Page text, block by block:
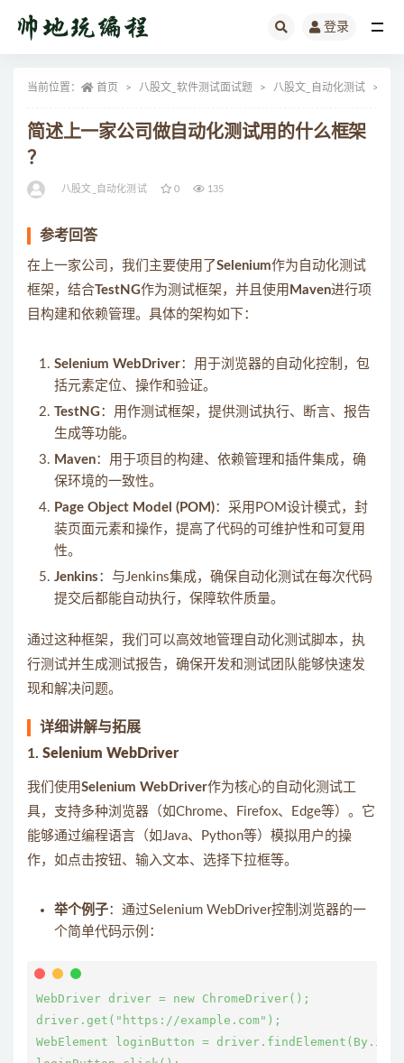
登录
当前位置： 首页 八股文_软件测试面试题 八股文_自动化测试
简述上一家公司做自动化测试用的什么框架
？
八股文_自动化测试 0 135
参考回答
在上一家公司，我们主要使用了 Selenium作为自动化测试
框架，结合TestNG作为测试框架，并且使用 Maven进行项
目构建和依赖管理。具体的架构如下：
Selenium WebDriver：用于浏览器的自动化控制，包
括元素定位、操作和验证。
TestNG：用作测试框架，提供测试执行、断言、报告
生成等功能。
Maven：用于项目的构建、依赖管理和插件集成，确
保环境的一致性。
Page Object Model (POM)：采用POM设计模式，封
装页面元素和操作，提高了代码的可维护性和可复用
性。
Jenkins ：与Jenkins集成，确保自动化测试在每次代码
提交后都能自动执行，保障软件质量。
通过这种框架，我们可以高效地管理自动化测试脚本，执
行测试并生成测试报告，确保开发和测试团队能够快速发
现和解决问题。
详细讲解与拓展
1. Selenium WebDriver
我们使用Selenium WebDriver作为核心的自动化测试工
具，支持多种浏览器（如Chrome、Firefox、Edge等）。它
能够通过编程语言（如Java、Python等）模拟用户的操
作，如点击按钮、输入文本、选择下拉框等。
举个例子：通过Selenium WebDriver控制浏览器的一
个简单代码示例：
WebDriver driver = new ChromeDriver();
driver.get("https://example.com");
WebElement loginButton =